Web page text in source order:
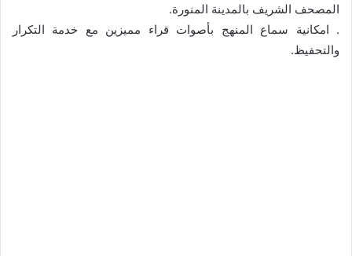
المصحف الشريف بالمدينة المنورة.
. امكانية سماع المنهج بأصوات قراء مميزين مع خدمة التكرار
والتحفيظ.